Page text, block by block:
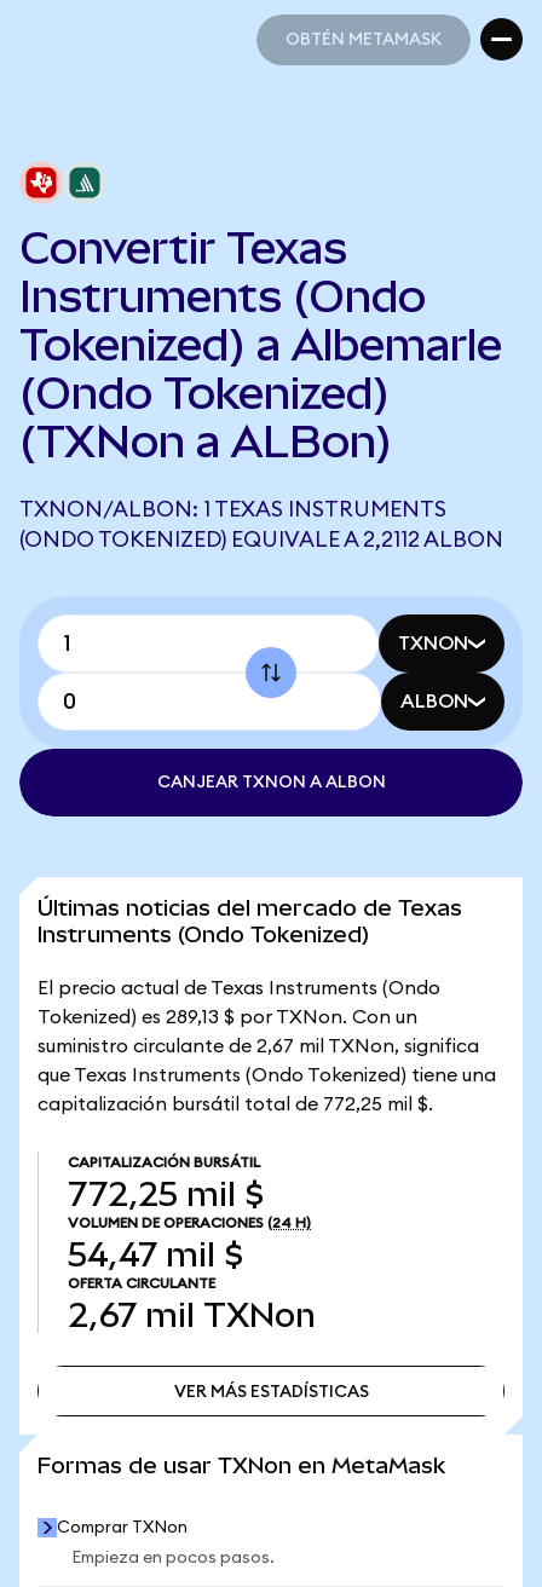
OBTÉN METAMASK
Convertir Texas
Instruments (Ondo
Tokenized) a Albemarle
(Ondo Tokenized)
(TXNon a ALBon)
TXNON/ALBON: 1 TEXAS INSTRUMENTS
(ONDO TOKENIZED) EQUIVALE A 2,2112 ALBON
TXNON
ALBON
CANJEAR TXNON A ALBON
Últimas noticias del mercado de Texas
Instruments (Ondo Tokenized)
El precio actual de Texas Instruments (Ondo
Tokenized) es 289,13 $ por TXNon. Con un
suministro circulante de 2,67 mil TXNon, significa
que Texas Instruments (Ondo Tokenized) tiene una
capitalización bursátil total de 772,25 mil $.
CAPITALIZACIÓN BURSÁTIL
772,25 mil $
VOLUMEN DE OPERACIONES (24 H)
54,47 mil $
OFERTA CIRCULANTE
2,67 mil TXNon
VER MÁS ESTADÍSTICAS
Formas de usar TXNon en MetaMask
Comprar TXNon
Empieza en pocos pasos.